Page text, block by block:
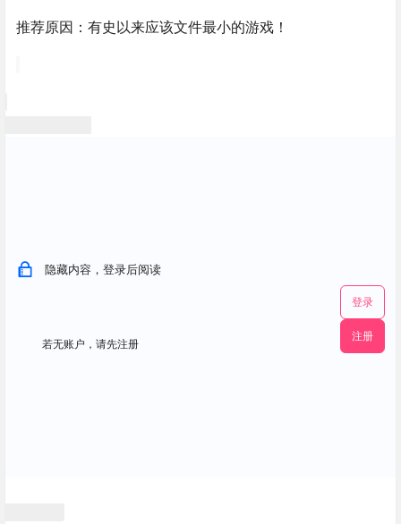
推荐原因：有史以来应该文件最小的游戏！
隐藏内容，登录后阅读
若无账户，请先注册
登录
注册